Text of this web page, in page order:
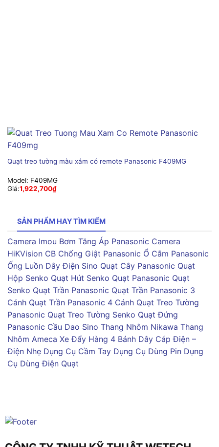
Quạt treo tường màu xám có remote Panasonic F409MG
Model: F409MG
Giá:1,922,700₫
SẢN PHẨM HAY TÌM KIẾM
Camera Imou Bơm Tăng Áp Panasonic Camera
HiKVision CB Chống Giật Panasonic Ổ Cắm Panasonic
Ống Luồn Dây Điện Sino Quạt Cây Panasonic Quạt
Hộp Senko Quạt Hút Senko Quạt Panasonic Quạt
Senko Quạt Trần Panasonic Quạt Trần Panasonic 3
Cánh Quạt Trần Panasonic 4 Cánh Quạt Treo Tường
Panasonic Quạt Treo Tường Senko Quạt Đứng
Panasonic Cầu Dao Sino Thang Nhôm Nikawa Thang
Nhôm Ameca Xe Đẩy Hàng 4 Bánh Dây Cáp Điện –
Điện Nhẹ Dụng Cụ Cầm Tay Dụng Cụ Dùng Pin Dụng
Cụ Dùng Điện Quạt